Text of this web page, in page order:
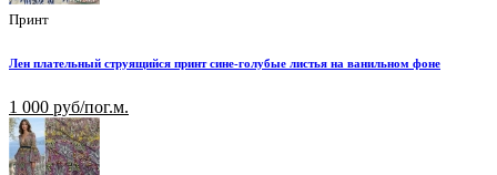
Принт
Лен плательный струящийся принт сине-голубые листья на ванильном фоне
1 000 руб/пог.м.